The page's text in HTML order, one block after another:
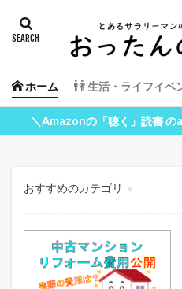
ホーム 生活・ライフイベ
＼Amazonの「聴く」読書
おすすめのカテゴリ
生活・ライフイベント
旅行・お出かけ
WordPress